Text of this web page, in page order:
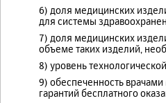
6) доля медицинских
для системы
7) доля медицинских
объеме таких изделий,
8) уровень
9) обеспеченность
гарантий бесплатного